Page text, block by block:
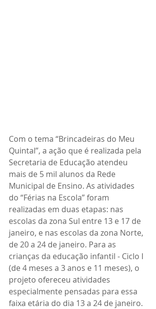
Com o tema “Brincadeiras do Meu
Quintal”, a ação que é realizada pela
Secretaria de Educação atendeu
mais de 5 mil alunos da Rede
Municipal de Ensino. As atividades
do “Férias na Escola” foram
realizadas em duas etapas: nas
escolas da zona Sul entre 13 e 17 de
janeiro, e nas escolas da zona Norte,
de 20 a 24 de janeiro. Para as
crianças da educação infantil - Ciclo I
(de 4 meses a 3 anos e 11 meses), o
projeto ofereceu atividades
especialmente pensadas para essa
faixa etária do dia 13 a 24 de janeiro.